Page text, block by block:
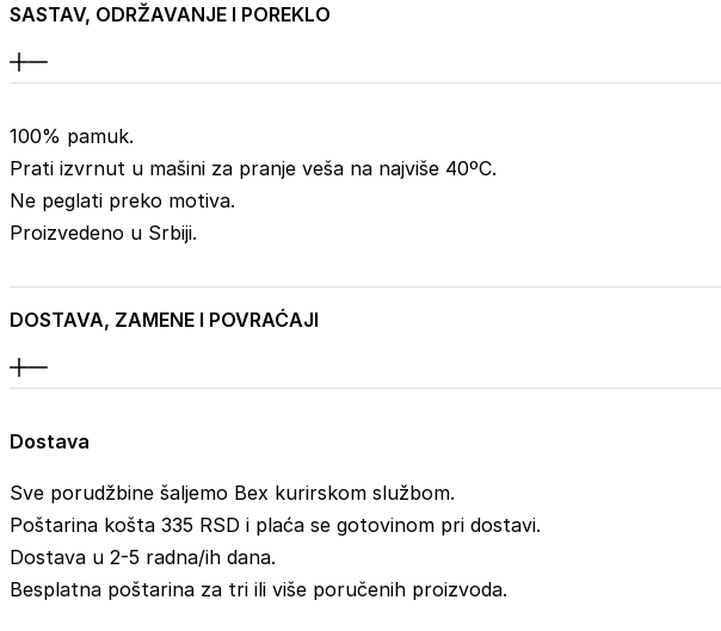
SASTAV, ODRŽAVANJE I POREKLO
100% pamuk.
Prati izvrnut u mašini za pranje veša na najviše 40ºC.
Ne peglati preko motiva.
Proizvedeno u Srbiji.
DOSTAVA, ZAMENE I POVRAĆAJI
Dostava
Sve porudžbine šaljemo Bex kurirskom službom.
Poštarina košta 335 RSD i plaća se gotovinom pri dostavi.
Dostava u 2-5 radna/ih dana.
Besplatna poštarina za tri ili više poručenih proizvoda.